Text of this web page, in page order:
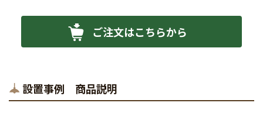
ご注文はこちらから
設置事例 商品説明